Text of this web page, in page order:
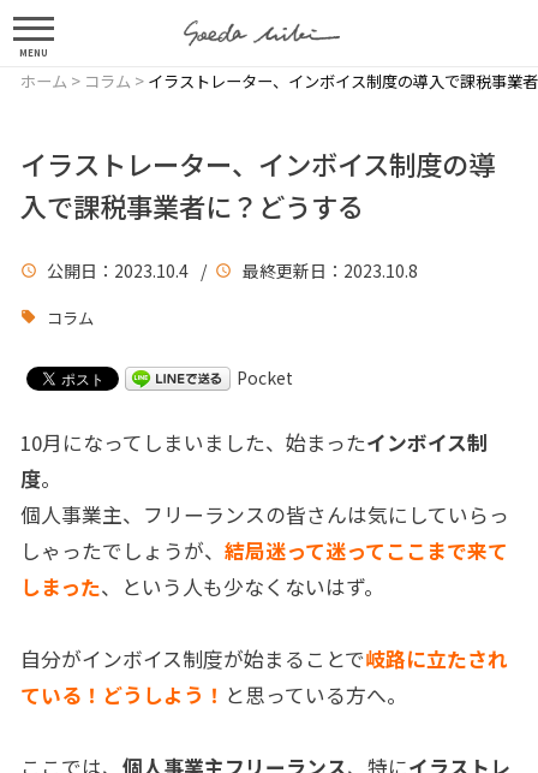
MENU
ホーム > コラム > イラストレーター、インボイス制度の導入で課税事業
イラストレーター、インボイス制度の導
入で課税事業者に？どうする
公開日 ：2023.10.4 / 最終更新日 ：2023.10.8
コラム
Pocket
10月になってしまいました、始まったインボイス制
度。
個人事業主、フリーランスの皆さんは気にしていらっ
しゃったでしょうが、 結局迷って迷ってここまで来て
しまった、という人も少なくないはず。
自分がインボイス制度が始まることで岐路に立たされ
ている！どうしよう！ と思っている方へ。
ここでは、 個人事業主フリーランス、特にイラストレ